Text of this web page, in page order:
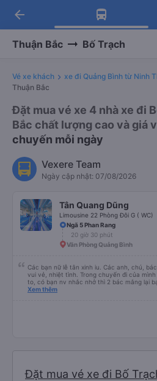
Tải app Vexere
Nhận ưu đãi thành
Tải app Vexere
-30k/ghế khi đặt vé
arrow_back
Thuận Bắc Bố Trạch
Vé xe khách xe đi Quảng Bình từ Ninh
Thuận Bắc
Đặt mua vé xe 4 nhà xe đi
Bắc chất lượng cao và giá
chuyến mỗi ngày
Vexere Team
Ngày cập nhật: 07/08/2026
Tân Quang Dũng
Limousine 22 Phòng Đôi G ( WC)
Ngã 5 Phan Rang
20 giờ 30 phút
Văn Phòng Quảng Bình
Các bạn nữ lễ tân xinh iu. Các anh, chú,
vui vẻ, nhiệt tình. Trong chuyến đi của mình có 2 gia đình bác lớn tuổi nc khá
to, có bạn nv nhắc nhở thì 2 bác mắng lại
xấu thì mình ngược lại nha. Bạn ấy nhắc
bạn ấy nha. Nếu bạn ấy bị trừ thì bảo bạn
trợ ạ. Số mình đuôi 666, chuyến ĐH-NT
iu còn đổi cho mình phòng đơn sang đôi
Xem thêm
Đặt mua vé xe đi Bố